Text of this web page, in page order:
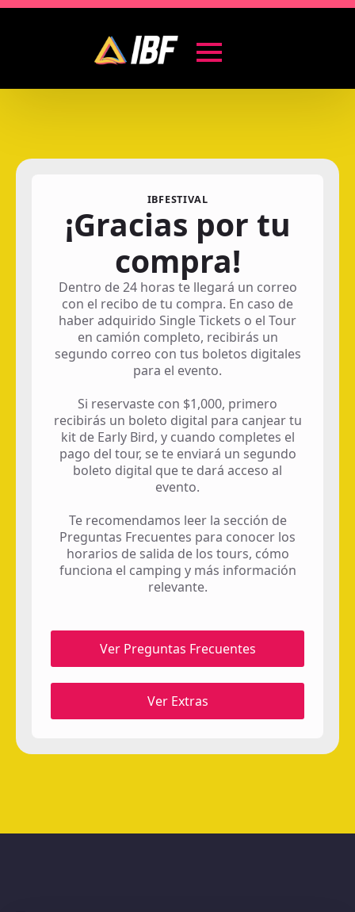
IBFESTIVAL
¡Gracias por tu
compra!
Dentro de 24 horas te llegará un correo
con el recibo de tu compra. En caso de
haber adquirido Single Tickets o el Tour
en camión completo, recibirás un
segundo correo con tus boletos digitales
para el evento.
Si reservaste con $1,000, primero
recibirás un boleto digital para canjear tu
kit de Early Bird, y cuando completes el
pago del tour, se te enviará un segundo
boleto digital que te dará acceso al
evento.
Te recomendamos leer la sección de
Preguntas Frecuentes para conocer los
horarios de salida de los tours, cómo
funciona el camping y más información
relevante.
Ver Preguntas Frecuentes
Ver Extras